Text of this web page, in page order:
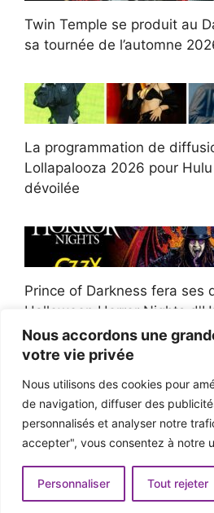
Nous accordons une
votre vie privée
Nous utilisons des cookies pour
de navigation, diffuser des
personnalisés et analyser notre
accepter", vous consentez à notre
Personnaliser Tout rejeter
Twin Temple se produit au
sa tournée de l’automne
La programmation de
Lollapalooza 2026 pour
dévoilée
Prince of Darkness fera ses
Halloween Horror Nights
Afroman poursuit un policier
victoire du jury en
© 2026 - Pop'n Music -